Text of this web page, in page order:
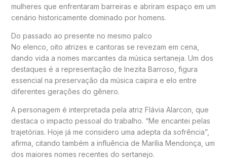
mulheres que enfrentaram barreiras e abriram espaço em um
cenário historicamente dominado por homens.
Do passado ao presente no mesmo palco
No elenco, oito atrizes e cantoras se revezam em cena,
dando vida a nomes marcantes da música sertaneja. Um dos
destaques é a representação de Inezita Barroso , figura
essencial na preservação da música caipira e elo entre
diferentes gerações do gênero.
A personagem é interpretada pela atriz Flávia Alarcon , que
destaca o impacto pessoal do trabalho. “Me encantei pelas
trajetórias. Hoje já me considero uma adepta da sofrência”,
afirma, citando também a influência de Marília Mendonça , um
dos maiores nomes recentes do sertanejo.